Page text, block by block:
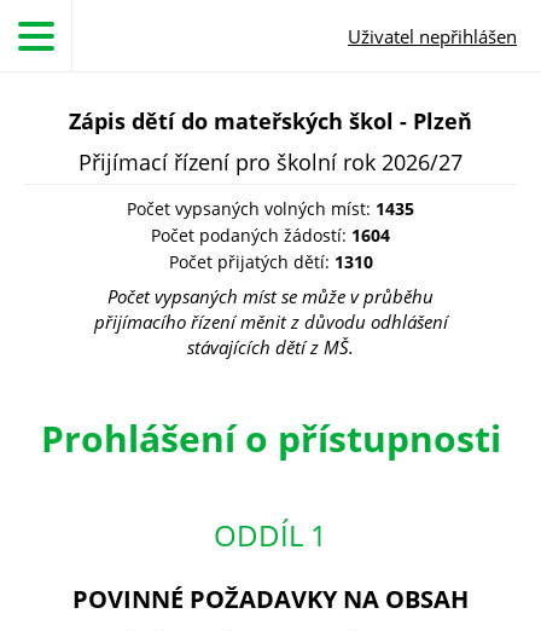
Uživatel nepřihlášen
Zápis dětí do mateřských škol - Plzeň
Přijímací řízení pro školní rok 2026/27
Počet vypsaných volných míst: 1435
Počet podaných žádostí: 1604
Počet přijatých dětí: 1310
Počet vypsaných míst se může v průběhu
přijímacího řízení měnit z důvodu odhlášení
stávajících dětí z MŠ.
Prohlášení o přístupnosti
ODDÍL 1
POVINNÉ POŽADAVKY NA OBSAH